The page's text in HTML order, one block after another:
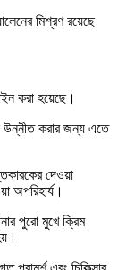
মিশ্রণ রয়েছে
করা হয়েছে।
উন্নীত করার জন্য এতে
দেওয়া
অপরিহার্য।
পুরো মুখে ক্রিম